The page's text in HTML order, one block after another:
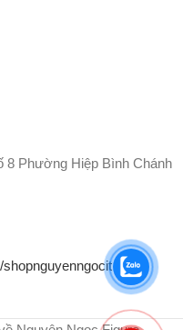
Phường Hiệp Bình Chánh